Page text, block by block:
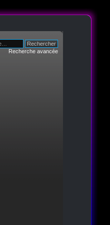
Recherche avancée